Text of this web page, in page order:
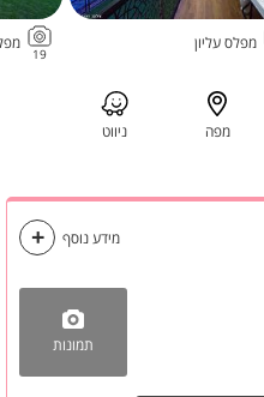
מפלס עליון
19
מפה ניווט
תמונות
מידע נוסף